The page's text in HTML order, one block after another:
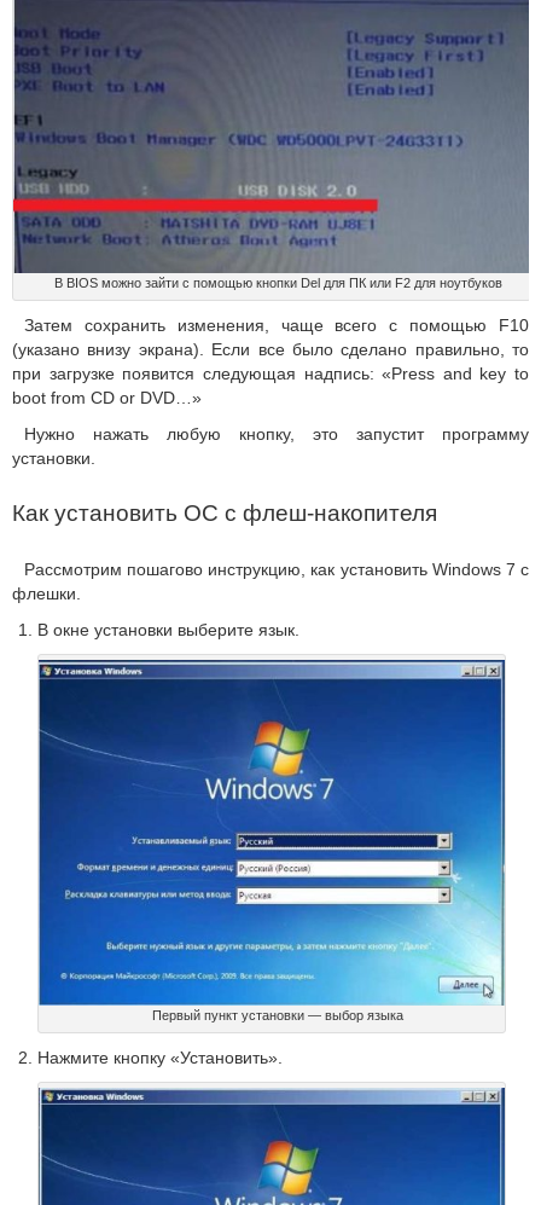
В BIOS можно зайти с помощью кнопки Del для ПК или F2 для ноутбуков
Затем сохранить изменения, чаще всего с помощью F10
(указано внизу экрана). Если все было сделано правильно, то
при загрузке появится следующая надпись: «Press and key to
boot from CD or DVD…»
Нужно нажать любую кнопку, это запустит программу
установки.
Как установить ОС с флеш-накопителя
Рассмотрим пошагово инструкцию, как установить Windows 7 c
флешки.
В окне установки выберите язык.
Первый пункт установки — выбор языка
Нажмите кнопку «Установить».